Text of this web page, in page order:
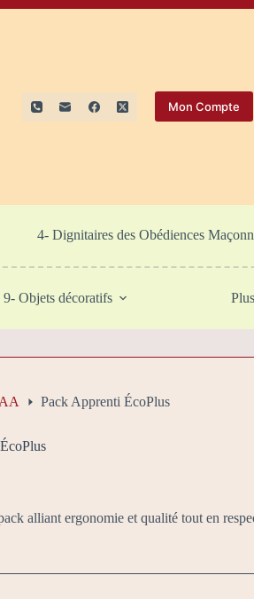
Mon Compte
4- Dignitaires des Obédiences
9- Objets décoratifs Plus
Pack Apprenti ÉcoPlus
alliant ergonomie et qualité tout en